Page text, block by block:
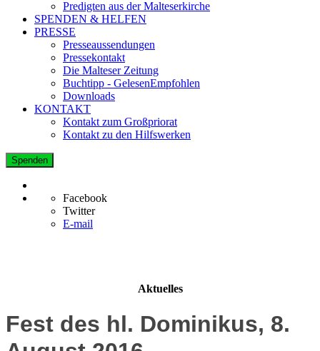
Predigten aus der Malteserkirche
SPENDEN & HELFEN
PRESSE
Presseaussendungen
Pressekontakt
Die Malteser Zeitung
Buchtipp - GelesenEmpfohlen
Downloads
KONTAKT
Kontakt zum Großpriorat
Kontakt zu den Hilfswerken
Spenden
Facebook
Twitter
E-mail
Aktuelles
Fest des hl. Dominikus, 8.